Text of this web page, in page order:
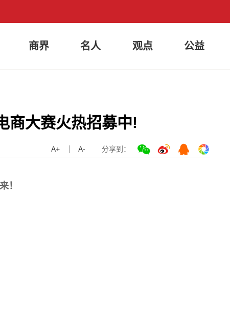
商界 名人 观点 公益
商大赛火热招募中!
分享到：
A+ A-
！